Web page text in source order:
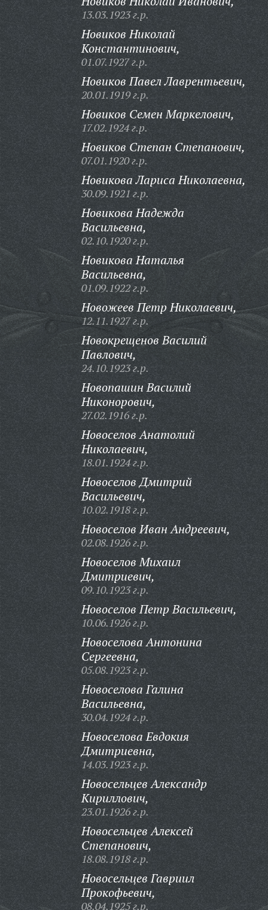
13.03.1923 г.р.
Новиков Николай
Константинович,
01.07.1927 г.р.
Новиков Павел Лаврентьевич,
20.01.1919 г.р.
Новиков Семен Маркелович,
17.02.1924 г.р.
Новиков Степан Степанович,
07.01.1920 г.р.
Новикова Лариса Николаевна,
30.09.1921 г.р.
Новикова Надежда
Васильевна,
02.10.1920 г.р.
Новикова Наталья
Васильевна,
01.09.1922 г.р.
Новожеев Петр Николаевич,
12.11.1927 г.р.
Новокрещенов Василий
Павлович,
24.10.1923 г.р.
Новопашин Василий
Никонорович,
27.02.1916 г.р.
Новоселов Анатолий
Николаевич,
18.01.1924 г.р.
Новоселов Дмитрий
Васильевич,
10.02.1918 г.р.
Новоселов Иван Андреевич,
02.08.1926 г.р.
Новоселов Михаил
Дмитриевич,
09.10.1923 г.р.
Новоселов Петр Васильевич,
10.06.1926 г.р.
Новоселова Антонина
Сергеевна,
05.08.1923 г.р.
Новоселова Галина
Васильевна,
30.04.1924 г.р.
Новоселова Евдокия
Дмитриевна,
14.03.1923 г.р.
Новосельцев Александр
Кириллович,
23.01.1926 г.р.
Новосельцев Алексей
Степанович,
18.08.1918 г.р.
Новосельцев Гавриил
Прокофьевич,
08.04.1925 г.р.